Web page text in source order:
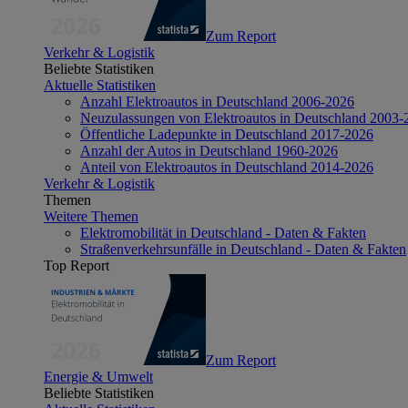
Zum Report
Verkehr & Logistik
Beliebte Statistiken
Aktuelle Statistiken
Anzahl Elektroautos in Deutschland 2006-2026
Neuzulassungen von Elektroautos in Deutschland 2003-
Öffentliche Ladepunkte in Deutschland 2017-2026
Anzahl der Autos in Deutschland 1960-2026
Anteil von Elektroautos in Deutschland 2014-2026
Verkehr & Logistik
Themen
Weitere Themen
Elektromobilität in Deutschland - Daten & Fakten
Straßenverkehrsunfälle in Deutschland - Daten & Fakten
Top Report
Zum Report
Energie & Umwelt
Beliebte Statistiken